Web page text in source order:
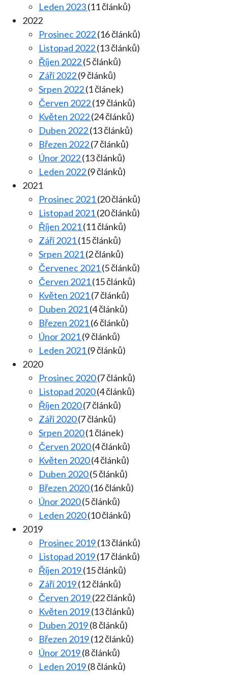
Leden 2023(11 článků)
2022
Prosinec 2022(16 článků)
Listopad 2022(13 článků)
Říjen 2022(5 článků)
Září 2022(9 článků)
Srpen 2022(1 článek)
Červen 2022(19 článků)
Květen 2022(24 článků)
Duben 2022(13 článků)
Březen 2022(7 článků)
Únor 2022(13 článků)
Leden 2022(9 článků)
2021
Prosinec 2021(20 článků)
Listopad 2021(20 článků)
Říjen 2021(11 článků)
Září 2021(15 článků)
Srpen 2021(2 článků)
Červenec 2021(5 článků)
Červen 2021(15 článků)
Květen 2021(7 článků)
Duben 2021(4 článků)
Březen 2021(6 článků)
Únor 2021(9 článků)
Leden 2021(9 článků)
2020
Prosinec 2020(7 článků)
Listopad 2020(4 článků)
Říjen 2020(7 článků)
Září 2020(7 článků)
Srpen 2020(1 článek)
Červen 2020(4 článků)
Květen 2020(4 článků)
Duben 2020(5 článků)
Březen 2020(16 článků)
Únor 2020(5 článků)
Leden 2020(10 článků)
2019
Prosinec 2019(13 článků)
Listopad 2019(17 článků)
Říjen 2019(15 článků)
Září 2019(12 článků)
Červen 2019(22 článků)
Květen 2019(13 článků)
Duben 2019(8 článků)
Březen 2019(12 článků)
Únor 2019(8 článků)
Leden 2019(8 článků)